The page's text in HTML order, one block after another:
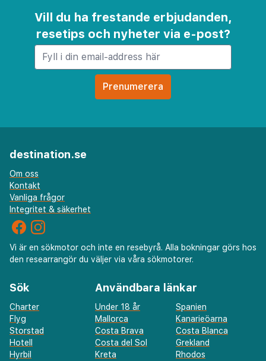
Vill du ha frestande erbjudanden,
resetips och nyheter via e-post?
destination.se
Om oss
Kontakt
Vanliga frågor
Integritet & säkerhet
Vi är en sökmotor och inte en resebyrå. Alla bokningar görs hos
den researrangör du väljer via våra sökmotorer.
Sök
Charter
Flyg
Storstad
Hotell
Hyrbil
Användbara länkar
Under 18 år
Spanien
Mallorca
Kanarieöarna
Costa Brava
Costa Blanca
Costa del Sol
Grekland
Kreta
Rhodos